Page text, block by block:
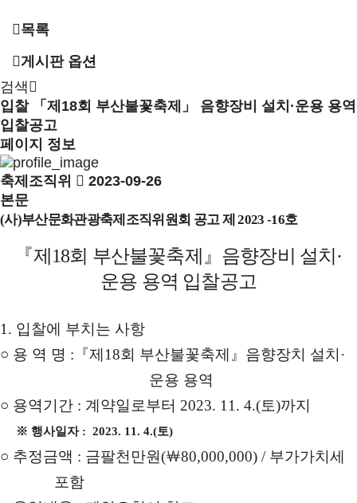
목록
게시판 옵션
검색
입찰
「제18회 부산불꽃축제」 음향장비 설치·운용 용역
입찰공고
페이지 정보
축제조직위
2023-09-26
본문
(사)부산문화관광축제조직위원회 공고 제2023-16호
『제 18회 부산불꽃축제 』 음향장비 설치 ·
운용 용역 입찰공고
1. 입찰에 부치는 사항
○ 용 역 명 : 『제18회 부산불꽃축제 』 음향장치 설치 ·
운용 용역
○ 용역기간 : 계약일로부터 2023. 11. 4.(토)까지
※ 행사일자 : 2023. 11. 4.(토)
○ 추정금액 : 금팔천만원(￦80,000,000) / 부가가치세
포함